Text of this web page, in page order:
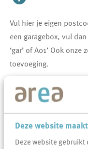
Deze website
Deze website
Vul hier je eigen
een garagebox, vul
‘gar’ of A01’ Ook
toevoeging.
Indienen met
Postcode Verplicht veld